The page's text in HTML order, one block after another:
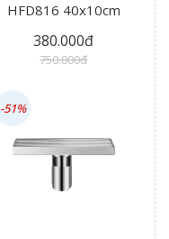
HFD816 40x10cm
380.000đ
750.000đ
-51%